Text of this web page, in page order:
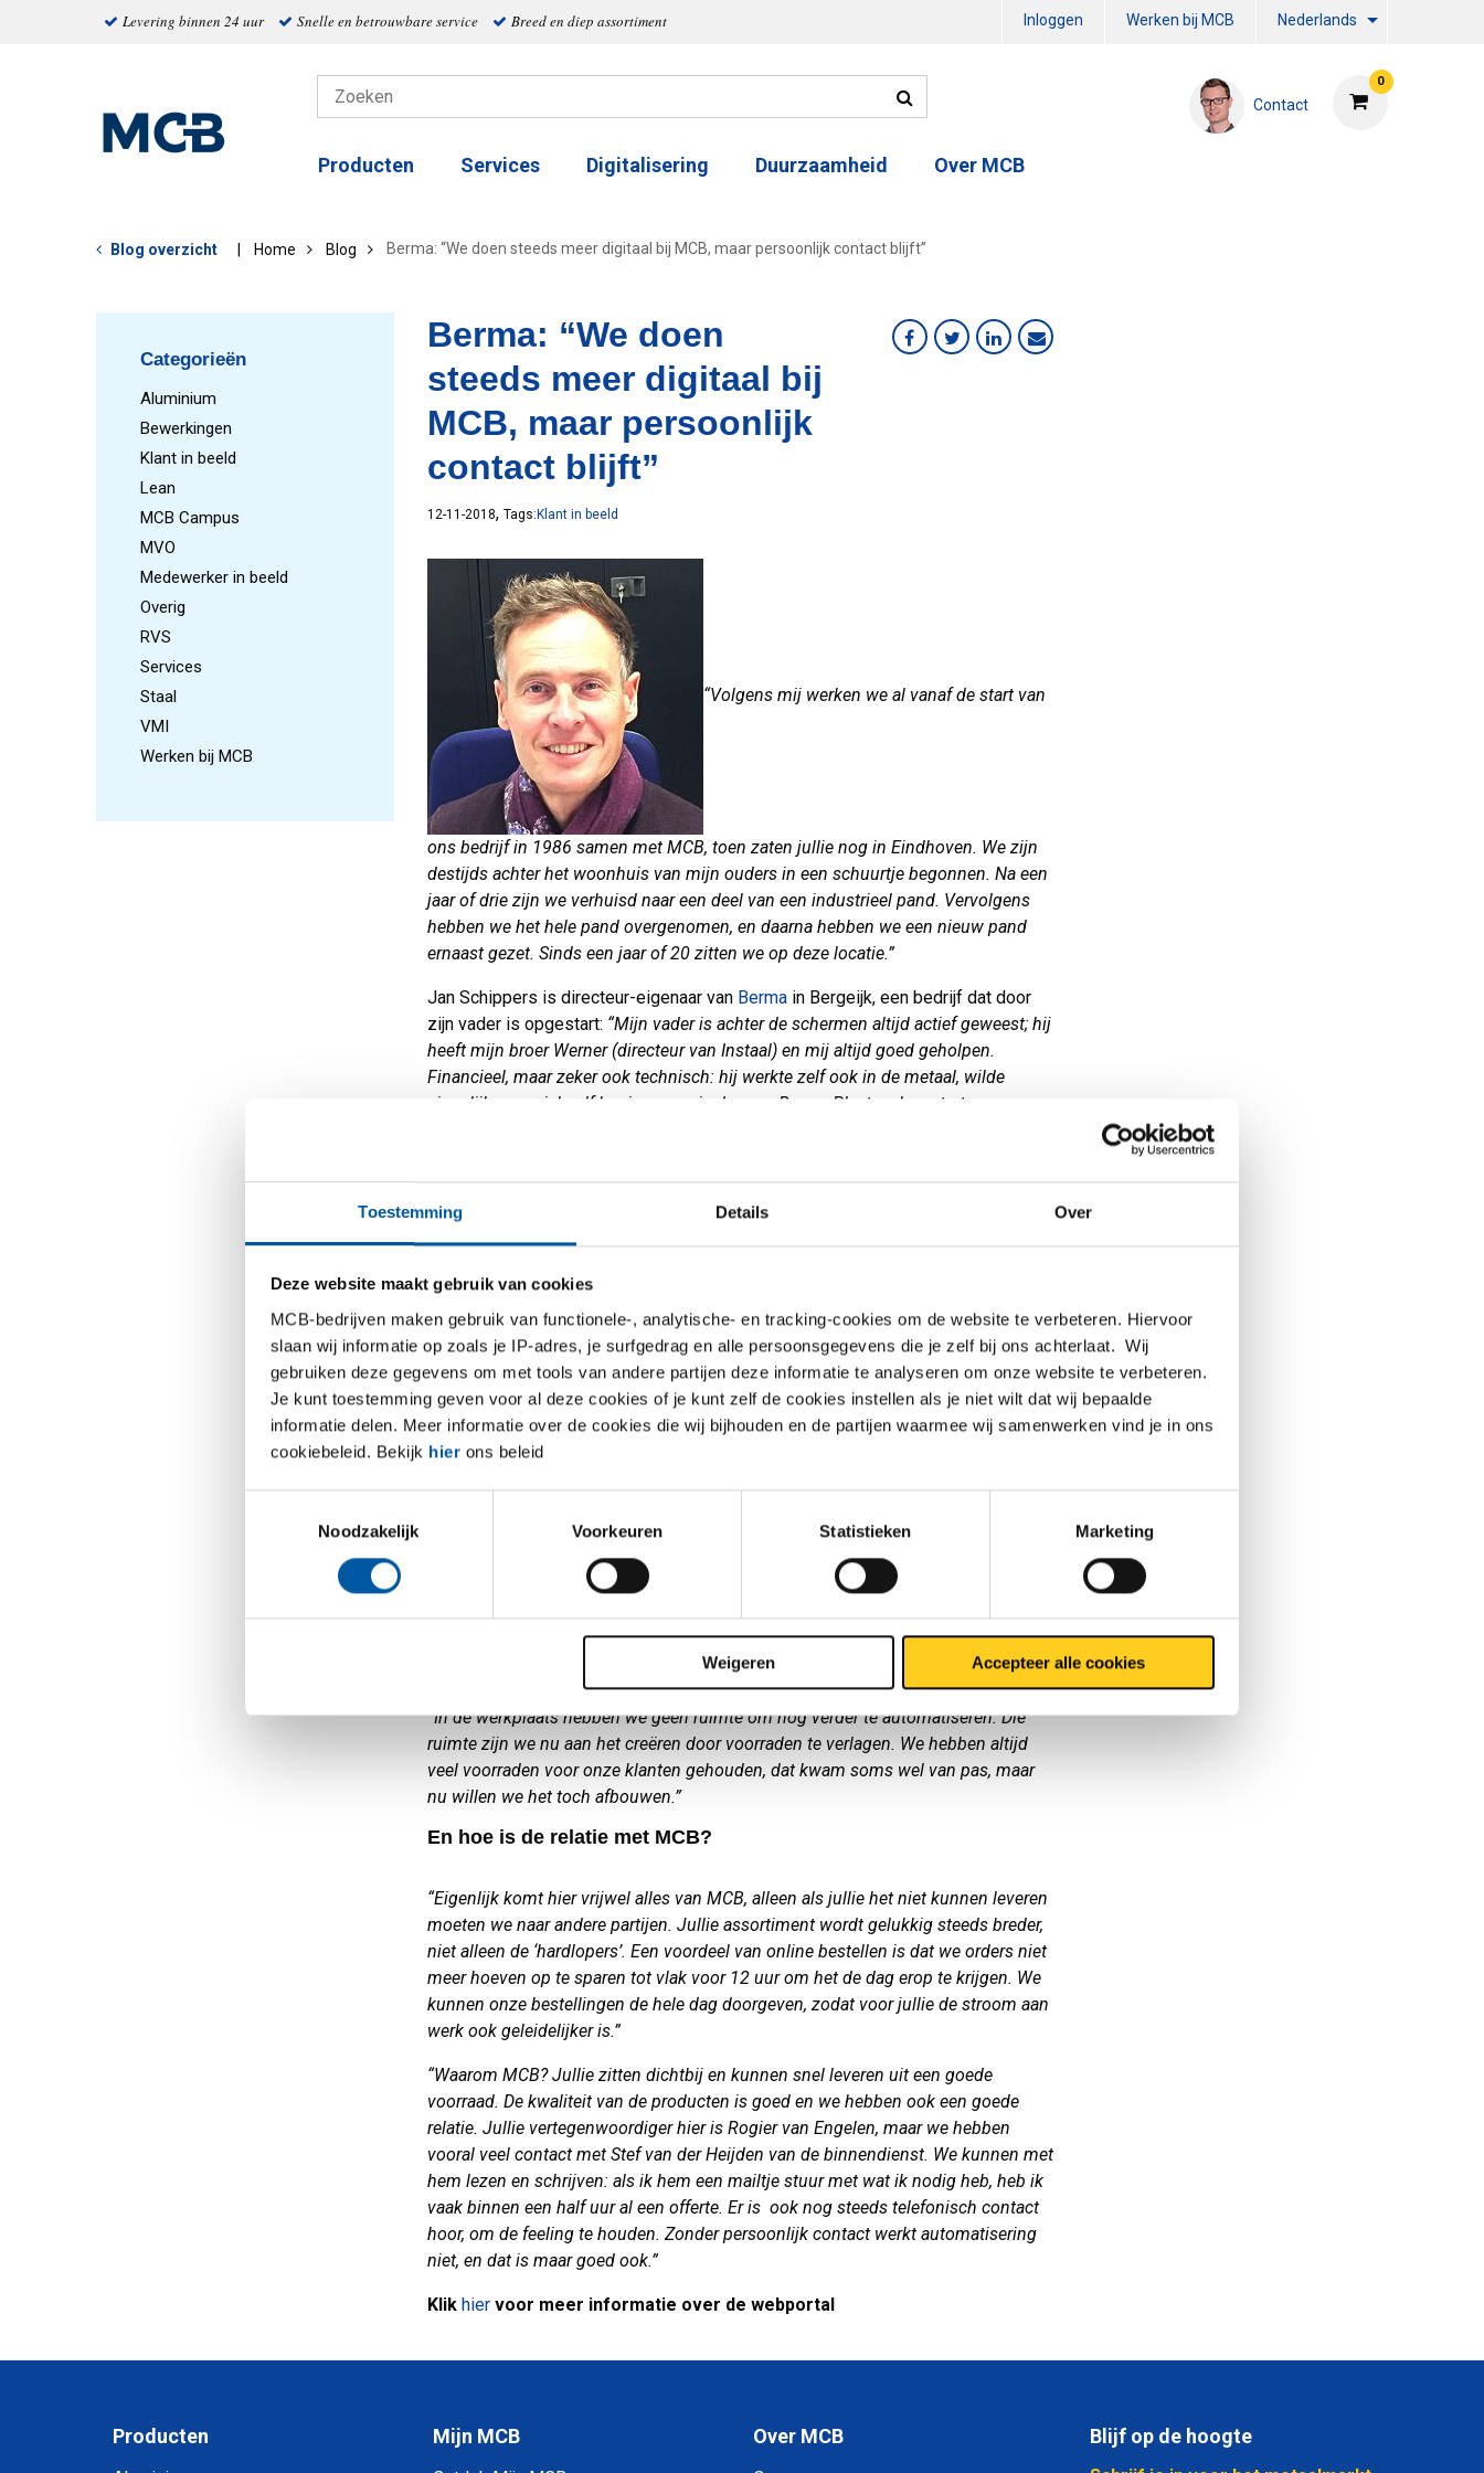
Toestemming Details Over
Deze website maakt gebruik van cookies
MCB-bedrijven maken gebruik van functionele-, analytische- en tracking-cookies om de website te verbeteren. Hiervoor
slaan wij informatie op zoals je IP-adres, je surfgedrag en alle persoonsgegevens die je zelf bij ons achterlaat. Wij
gebruiken deze gegevens om met tools van andere partijen deze informatie te analyseren om onze website te verbeteren.
Je kunt toestemming geven voor al deze cookies of je kunt zelf de cookies instellen als je niet wilt dat wij bepaalde
informatie delen. Meer informatie over de cookies die wij bijhouden en de partijen waarmee wij samenwerken vind je in ons
cookiebeleid. Bekijk hier ons beleid
Noodzakelijk
Voorkeuren Statistieken Marketing
Weigeren Accepteer alle cookies
Levering binnen 24 uur Snelle en betrouwbare service Breed en diep assortiment Inloggen Werken bij MCB Nederlands
0
Contact
Producten Services Digitalisering Duurzaamheid Over MCB
Blog overzicht Home Blog Berma: “We doen steeds meer digitaal bij MCB, maar persoonlijk contact blijft”
Categorieën
Aluminium
Bewerkingen
Klant in beeld
Lean
MCB Campus
MVO
Medewerker in beeld
Overig
RVS
Services
Staal
VMI
Werken bij MCB
Berma: “We doen
steeds meer digitaal bij
MCB, maar persoonlijk
contact blijft”
12-11-2018, Tags: Klant in beeld
“Volgens mij werken we al vanaf de start van
ons bedrijf in 1986 samen met MCB, toen zaten jullie nog in Eindhoven. We zijn
destijds achter het woonhuis van mijn ouders in een schuurtje begonnen. Na een
jaar of drie zijn we verhuisd naar een deel van een industrieel pand. Vervolgens
hebben we het hele pand overgenomen, en daarna hebben we een nieuw pand
ernaast gezet. Sinds een jaar of 20 zitten we op deze locatie.”
Jan Schippers is directeur-eigenaar van Berma in Bergeijk, een bedrijf dat door
zijn vader is opgestart: “Mijn vader is achter de schermen altijd actief geweest; hij
heeft mijn broer Werner (directeur van Instaal) en mij altijd goed geholpen.
Financieel, maar zeker ook technisch: hij werkte zelf ook in de metaal, wilde
eigenlijk voor zichzelf beginnen en is daarom Berma Plaatwerk gestart.
werkgever.”
Waar onderscheiden jullie je mee?
“Onze focus ligt op plaatwerk, maar ook licht constructiewerk, zoals
machineframes. We onderscheiden ons eigenlijk door ons niet te specialiseren in
bepaalde materialen, dikten of bewerkingen. Juist door allround te zijn, qua
materialen en bewerkingen, kan een klant met vrijwel al zijn metalen producten bij
ons terecht. We werken o.a. voor de reinigingstechniek, bouw (kozijnen en
gevelbekleding), verpakkings- en assemblagetechniek, koeltechniek,
parkeermanagement, maar vooral de warehouse-automatiseringsbranche. Als er
engineers, maar denken wel mee met de klant.”
“We doen alle plaatbewerkingen in huis: lasersnijden, ponsnibbelen, kanten,
lassen, noem maar op. Klanten blijven om die reden ook bij ons. We willen het
aantal bewerkingen zelfs uitbreiden. We hebben onze lasersnijders nu onbemand
gemaakt; we programmeren en nesten zelf. Maar ook het bestellen bij MCB via
EDI gaat automatisch tegenwoordig, en daar gaan we ook steeds verder in. Op dit
moment worden 75-80% van de orders automatisch verwerkt.”
“In de werkplaats hebben we geen ruimte om nog verder te automatiseren. Die
ruimte zijn we nu aan het creëren door voorraden te verlagen. We hebben altijd
veel voorraden voor onze klanten gehouden, dat kwam soms wel van pas, maar
nu willen we het toch afbouwen.”
En hoe is de relatie met MCB?
“Eigenlijk komt hier vrijwel alles van MCB, alleen als jullie het niet kunnen leveren
moeten we naar andere partijen. Jullie assortiment wordt gelukkig steeds breder,
niet alleen de ‘hardlopers’. Een voordeel van online bestellen is dat we orders niet
meer hoeven op te sparen tot vlak voor 12 uur om het de dag erop te krijgen. We
kunnen onze bestellingen de hele dag doorgeven, zodat voor jullie de stroom aan
werk ook geleidelijker is.”
“Waarom MCB? Jullie zitten dichtbij en kunnen snel leveren uit een goede
voorraad. De kwaliteit van de producten is goed en we hebben ook een goede
relatie. Jullie vertegenwoordiger hier is Rogier van Engelen, maar we hebben
vooral veel contact met Stef van der Heijden van de binnendienst. We kunnen met
hem lezen en schrijven: als ik hem een mailtje stuur met wat ik nodig heb, heb ik
vaak binnen een half uur al een offerte. Er is ook nog steeds telefonisch contact
hoor, om de feeling te houden. Zonder persoonlijk contact werkt automatisering
niet, en dat is maar goed ook.”
Klik hier voor meer informatie over de webportal
Producten Mijn MCB Over MCB Blijf op de hoogte